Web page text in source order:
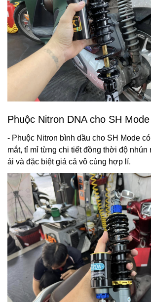
Phuộc Nitron DNA cho SH
- Phuộc Nitron bình dầu cho SH Mode
mắt, tỉ mỉ từng chi tiết đồng thời độ nhún
ái và đặc biệt giá cả vô cùng hợp lí.